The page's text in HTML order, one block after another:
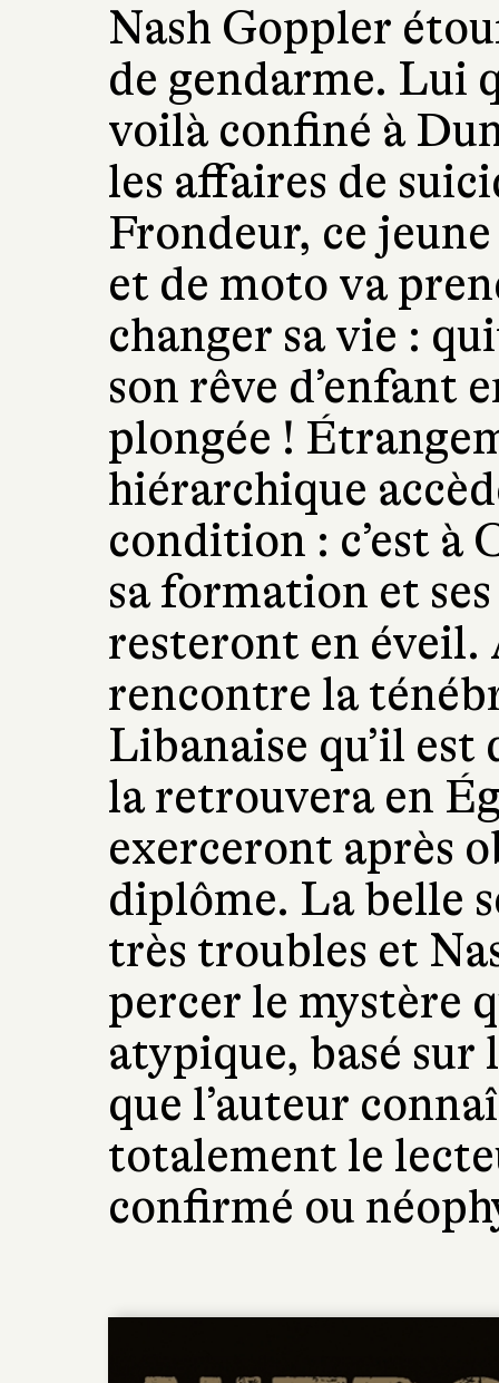
Nash Goppler
de gendarme. Lui
voilà confiné à
les affaires de
Frondeur, ce
et de moto va
changer sa vie :
son rêve d’enfant
plongée !
hiérarchique
condition : c’est à
sa formation et
resteront en éveil.
rencontre la
Libanaise qu’il
la retrouvera en
exerceront après
diplôme. La belle
très troubles et
percer le mystère
atypique, basé sur
que l’auteur
totalement le
confirmé ou